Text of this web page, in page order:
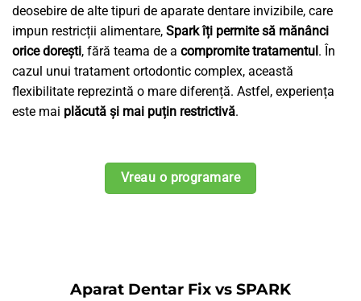
deosebire de alte tipuri de aparate dentare invizibile, care
impun restricții alimentare, Spark îți permite să mănânci
orice dorești, fără teama de a compromite tratamentul . În
cazul unui tratament ortodontic complex, această
flexibilitate reprezintă o mare diferență. Astfel, experiența
este mai plăcută și mai puțin restrictivă.
Vreau o programare
Aparat Dentar Fix vs SPARK